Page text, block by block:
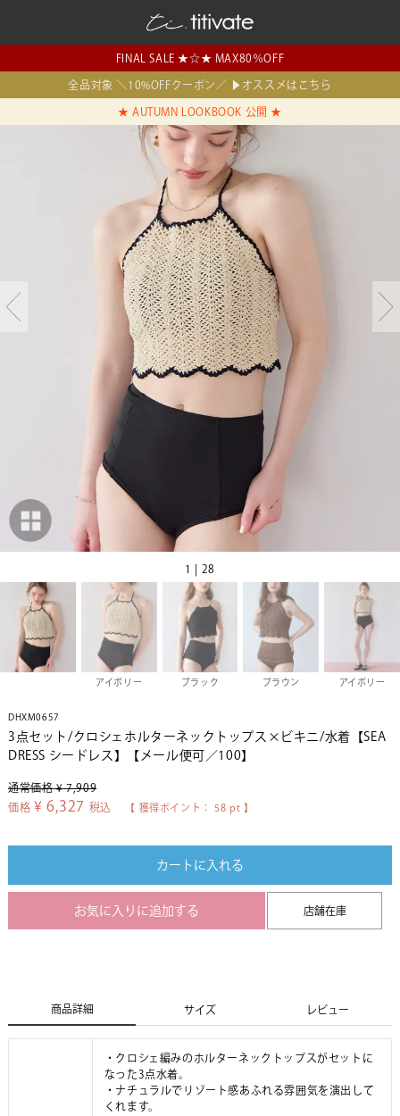
FINAL SALE ★☆★ MAX80％OFF
全品対象 ＼10%OFFクーポン／ ▶オススメはこちら
★ AUTUMN LOOKBOOK 公開 ★
1 | 28
アイボリー ブラック ブラウン アイボリー
DHXM0657
3点セット/クロシェホルターネックトップス×ビキニ/水着【SEA
DRESS シードレス】【メール便可／100】
通常価格 ¥ 7,909
価格 ¥ 6,327 税込 【 獲得ポイント： 58 pt 】
カートに入れる
お気に入りに追加する 店舗在庫
商品詳細 サイズ レビュー
・クロシェ編みのホルターネックトップスがセットに
なった3点水着。
・ナチュラルでリゾート感あふれる雰囲気を演出して
くれます。